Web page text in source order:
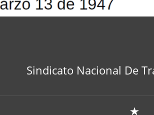
Sindicato Nacional De